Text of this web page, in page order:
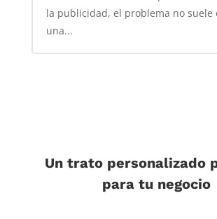
la publicidad, el problema no suele
una...
Un trato personalizado
para tu negocio